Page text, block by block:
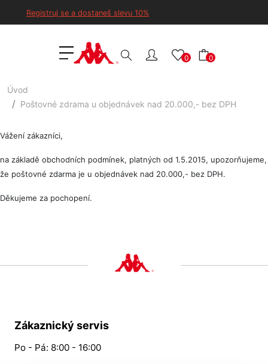
Registruj se a dostaneš slevu 10%
0 0
Úvod
Poštovné zdrama u objednávek nad 20.000,- bez DPH
Vážení zákazníci,
na základě obchodních podmínek, platných od 1.5.2015, upozorňujeme,
že poštovné zdarma je u objednávek nad 20.000,- bez DPH.
Děkujeme za pochopení.
Zákaznický servis
Po - Pá: 8:00 - 16:00